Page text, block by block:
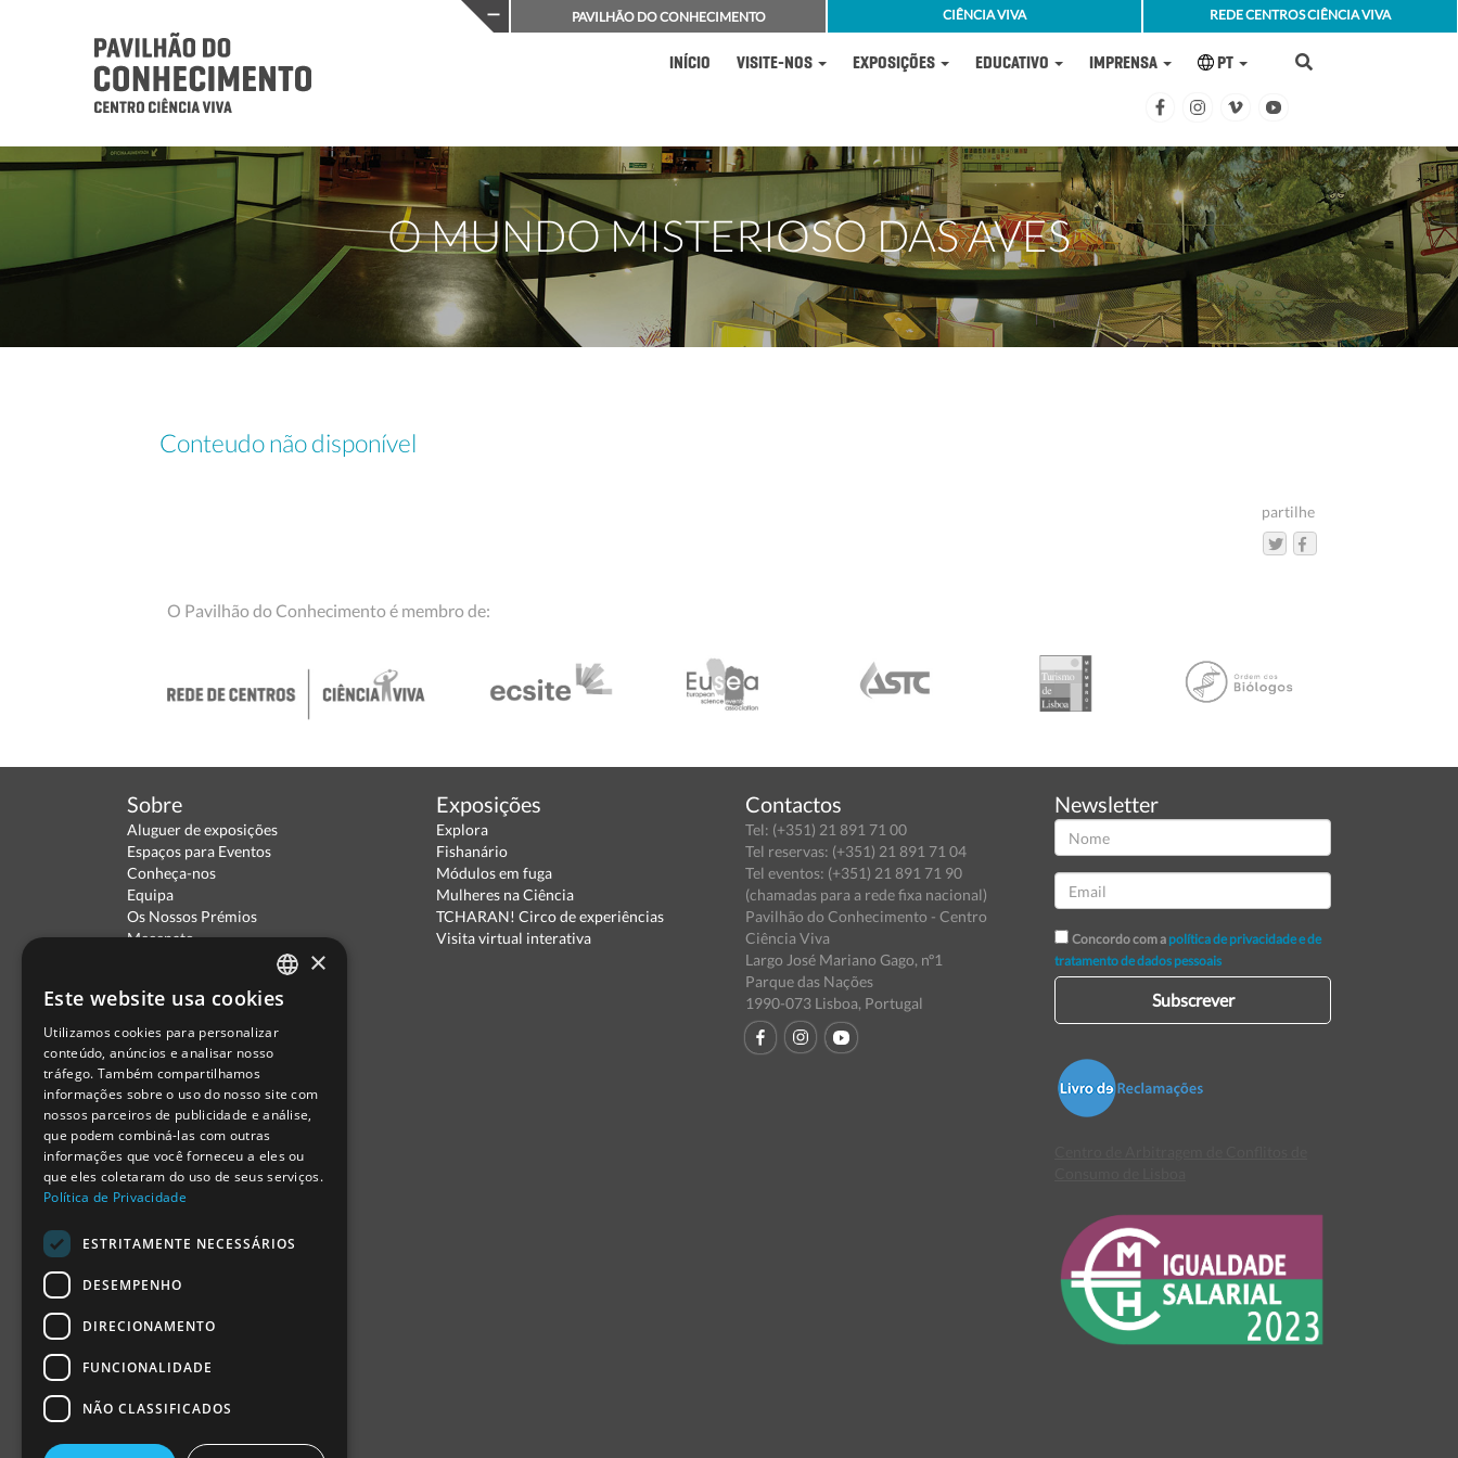
PAVILHÃO DO CONHECIMENTO CIÊNCIA VIVA REDE CENTROS CIÊNCIA VIVA
INÍCIO VISITE-NOS EXPOSIÇÕES EDUCATIVO IMPRENSA PT
O MUNDO MISTERIOSO DAS AVES
Conteudo não disponível
partilhe
O Pavilhão do Conhecimento é membro de:
Sobre
Aluguer de exposições
Espaços para Eventos
Conheça-nos
Equipa
Os Nossos Prémios
Mecenato
Termos de Utilização
Escola Ciência Viva
Contactar
Relatório Anual RCN 2024
Relatório Intercalar RCN 2025
Exposições
Explora
Fishanário
Módulos em fuga
Mulheres na Ciência
TCHARAN! Circo de experiências
Visita virtual interativa
Contactos
Tel: (+351) 21 891 71 00
Tel reservas: (+351) 21 891 71 04
Tel eventos: (+351) 21 891 71 90
(chamadas para a rede fixa nacional)
Pavilhão do Conhecimento - Centro
Ciência Viva
Largo José Mariano Gago, nº1
Parque das Nações
1990-073 Lisboa, Portugal
Newsletter
Concordo com a política de privacidade e de
tratamento de dados pessoais
Subscrever
PORTUGUESE
ENGLISH
SPANISH
×
Este website usa cookies
Utilizamos cookies para personalizar
conteúdo, anúncios e analisar nosso
tráfego. Também compartilhamos
informações sobre o uso do nosso site com
nossos parceiros de publicidade e análise,
que podem combiná-las com outras
informações que você forneceu a eles ou
que eles coletaram do uso de seus serviços.
Política de Privacidade
ESTRITAMENTE NECESSÁRIOS
DESEMPENHO
DIRECIONAMENTO
FUNCIONALIDADE
NÃO CLASSIFICADOS